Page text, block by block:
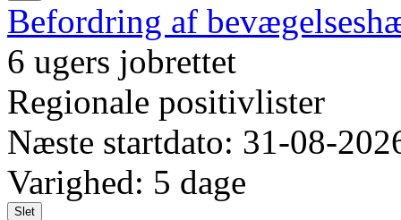
Befordring af
6 ugers jobrettet
Regionale positivlister
Næste startdato: 31-08-
Varighed: 5 dage
Slet